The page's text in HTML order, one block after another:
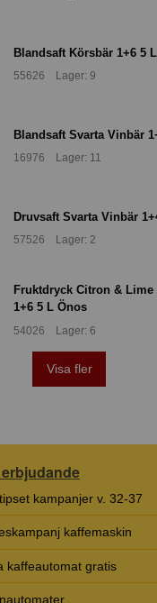
Blandsaft Körsbär 1+6 5
55626 Lager: 9
Blandsaft Svarta Vinbär
16976 Lager: 11
Druvsaft Svarta Vinbär
57526 Lager: 2
Fruktdryck Citron & Lime
1+6 5 L Önos
54026 Lager: 6
Visa fler
kampanjer v. 32-37
kaffemaskin
kaffeautomat gratis